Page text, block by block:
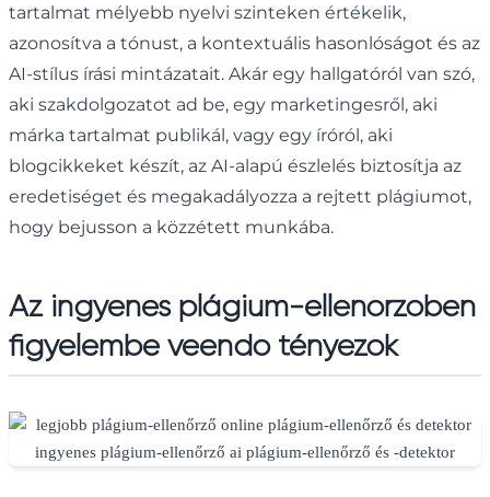
tartalmat mélyebb nyelvi szinteken értékelik,
azonosítva a tónust, a kontextuális hasonlóságot és az
AI-stílus írási mintázatait. Akár egy hallgatóról van szó,
aki szakdolgozatot ad be, egy marketingesről, aki
márka tartalmat publikál, vagy egy íróról, aki
blogcikkeket készít, az AI-alapú észlelés biztosítja az
eredetiséget és megakadályozza a rejtett plágiumot,
hogy bejusson a közzétett munkába.
Az ingyenes plágium-ellenőrzőben
figyelembe veendő tényezők